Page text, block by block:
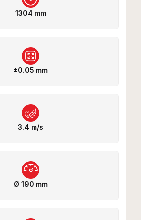
1304 mm
±0.05 mm
3.4 m/s
Ø 190 mm